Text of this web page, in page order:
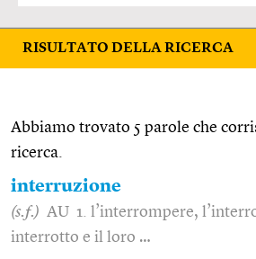
RISULTATO DELLA RICERCA
Abbiamo trovato 5 parole che
ricerca.
interruzione
(s.f.) AU 1. l’interrompere,
interrotto e il loro …